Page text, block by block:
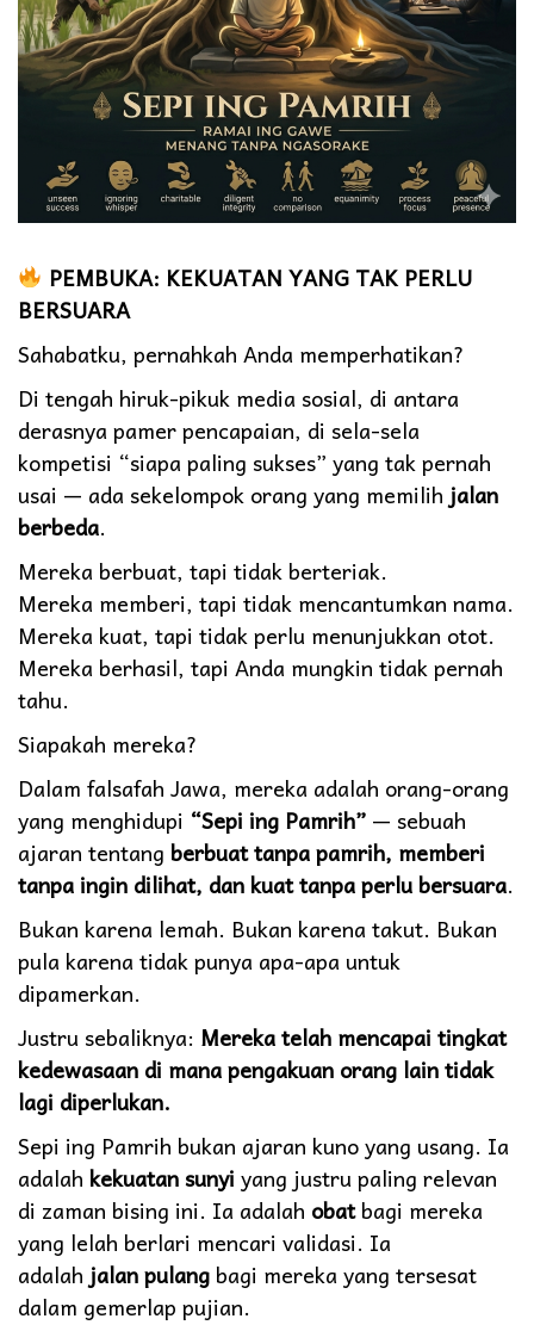
PEMBUKA: KEKUATAN YANG TAK PERLU
BERSUARA
Sahabatku, pernahkah Anda memperhatikan?
Di tengah hiruk-pikuk media sosial, di antara
derasnya pamer pencapaian, di sela-sela
kompetisi “siapa paling sukses” yang tak pernah
usai — ada sekelompok orang yang memilih jalan
berbeda.
Mereka berbuat, tapi tidak berteriak.
Mereka memberi, tapi tidak mencantumkan nama.
Mereka kuat, tapi tidak perlu menunjukkan otot.
Mereka berhasil, tapi Anda mungkin tidak pernah
tahu.
Siapakah mereka?
Dalam falsafah Jawa, mereka adalah orang-orang
yang menghidupi “Sepi ing Pamrih” — sebuah
ajaran tentang berbuat tanpa pamrih, memberi
tanpa ingin dilihat, dan kuat tanpa perlu bersuara.
Bukan karena lemah. Bukan karena takut. Bukan
pula karena tidak punya apa-apa untuk
dipamerkan.
Justru sebaliknya: Mereka telah mencapai tingkat
kedewasaan di mana pengakuan orang lain tidak
lagi diperlukan.
Sepi ing Pamrih bukan ajaran kuno yang usang. Ia
adalah kekuatan sunyi yang justru paling relevan
di zaman bising ini. Ia adalah obatbagi mereka
yang lelah berlari mencari validasi. Ia
adalah jalan pulang bagi mereka yang tersesat
dalam gemerlap pujian.